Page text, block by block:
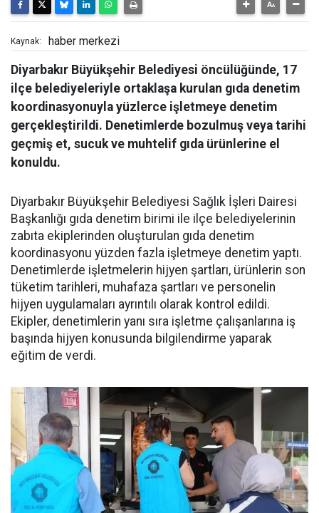
Kaynak: haber merkezi
Diyarbakır Büyükşehir Belediyesi öncülüğünde, 17
ilçe belediyeleriyle ortaklaşa kurulan gıda denetim
koordinasyonuyla yüzlerce işletmeye denetim
gerçekleştirildi. Denetimlerde bozulmuş veya tarihi
geçmiş et, sucuk ve muhtelif gıda ürünlerine el
konuldu.
Diyarbakır Büyükşehir Belediyesi Sağlık İşleri Dairesi
Başkanlığı gıda denetim birimi ile ilçe belediyelerinin
zabıta ekiplerinden oluşturulan gıda denetim
koordinasyonu yüzden fazla işletmeye denetim yaptı.
Denetimlerde işletmelerin hijyen şartları, ürünlerin son
tüketim tarihleri, muhafaza şartları ve personelin
hijyen uygulamaları ayrıntılı olarak kontrol edildi.
Ekipler, denetimlerin yanı sıra işletme çalışanlarına iş
başında hijyen konusunda bilgilendirme yaparak
eğitim de verdi.